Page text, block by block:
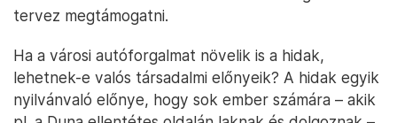
tervez megtámogatni.
Ha a városi autóforgalmat növelik is a hidak,
lehetnek-e valós társadalmi előnyeik? A hidak egyik
nyilvánvaló előnye, hogy sok ember számára – akik